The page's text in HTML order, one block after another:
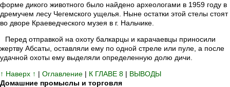
форме дикого животного было найдено археологами в 1959 году в
дремучем лесу Чегемского ущелья. Ныне остатки этой стелы стоят
во дворе Краеведческого музея в г. Нальчике.
Перед отправкой на охоту балкарцы и карачаевцы приносили
жертву Абсаты, оставляли ему по одной стреле или пуле, а после
удачной охоты ему выделяли определенную долю дичи.
↑ Наверх ↑ | Оглавление | К ГЛАВЕ 8 | ВЫВОДЫ
Домашние промыслы и торговля